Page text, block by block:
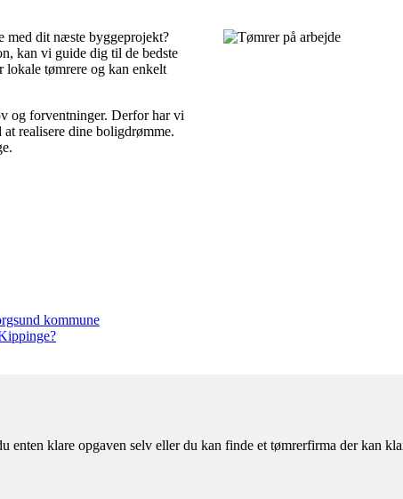
dit næste byggeprojekt?
kan vi guide dig til de bedste
tømrere og kan enkelt
og forventninger. Derfor har vi
realisere dine boligdrømme.
kommune
klare opgaven selv eller du kan finde et tømrerfirma der kan